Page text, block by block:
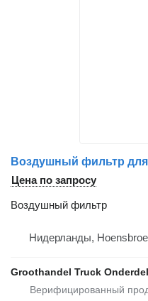
Воздушный фильтр для
Цена по запросу
Воздушный фильтр
Нидерланды,
Groothandel Truck